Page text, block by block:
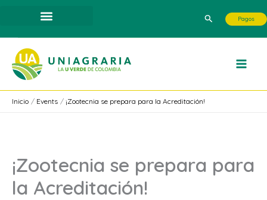
contenido
Buscar Pagos
Inicio Events ¡Zootecnia se prepara para la Acreditación!
¡Zootecnia se prepara para
la Acreditación!